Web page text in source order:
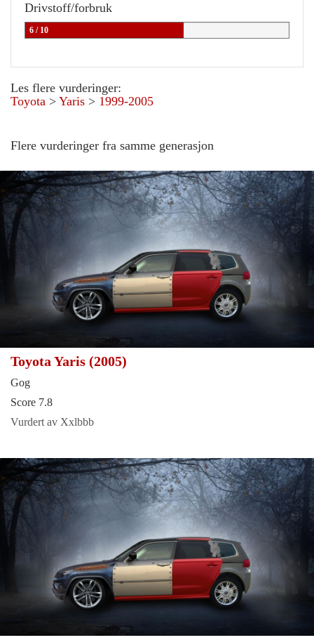
Drivstoff/forbruk
6 / 10
Les flere vurderinger:
Toyota > Yaris > 1999-2005
Flere vurderinger fra samme generasjon
Toyota Yaris (2005)
Gog
Score 7.8
Vurdert av Xxlbbb